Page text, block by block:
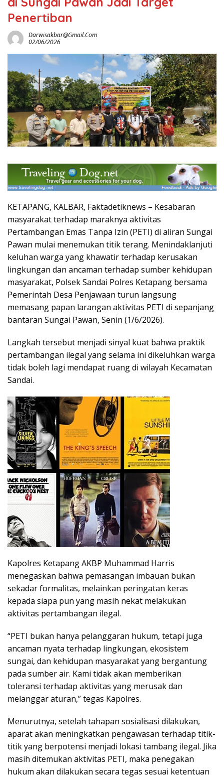
Penertiban
Darwisakbar@gmail.com
02/06/2026
KETAPANG, KALBAR, Faktadetiknews – Kesabaran
masyarakat terhadap maraknya aktivitas
Pertambangan Emas Tanpa Izin (PETI) di aliran Sungai
Pawan mulai menemukan titik terang. Menindaklanjuti
keluhan warga yang khawatir terhadap kerusakan
lingkungan dan ancaman terhadap sumber kehidupan
masyarakat, Polsek Sandai Polres Ketapang bersama
Pemerintah Desa Penjawaan turun langsung
memasang papan larangan aktivitas PETI di sepanjang
bantaran Sungai Pawan, Senin (1/6/2026).
Langkah tersebut menjadi sinyal kuat bahwa praktik
pertambangan ilegal yang selama ini dikeluhkan warga
tidak boleh lagi mendapat ruang di wilayah Kecamatan
Sandai.
Kapolres Ketapang AKBP Muhammad Harris
menegaskan bahwa pemasangan imbauan bukan
sekadar formalitas, melainkan peringatan keras
kepada siapa pun yang masih nekat melakukan
aktivitas pertambangan ilegal.
“PETI bukan hanya pelanggaran hukum, tetapi juga
ancaman nyata terhadap lingkungan, ekosistem
sungai, dan kehidupan masyarakat yang bergantung
pada sumber air. Kami tidak akan memberikan
toleransi terhadap aktivitas yang merusak dan
melanggar aturan,” tegas Kapolres.
Menurutnya, setelah tahapan sosialisasi dilakukan,
aparat akan meningkatkan pengawasan terhadap titik-
titik yang berpotensi menjadi lokasi tambang ilegal. Jika
masih ditemukan aktivitas PETI, maka penegakan
hukum akan dilakukan secara tegas sesuai ketentuan